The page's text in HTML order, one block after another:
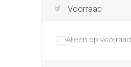
Voorraad
Alleen op voorraad